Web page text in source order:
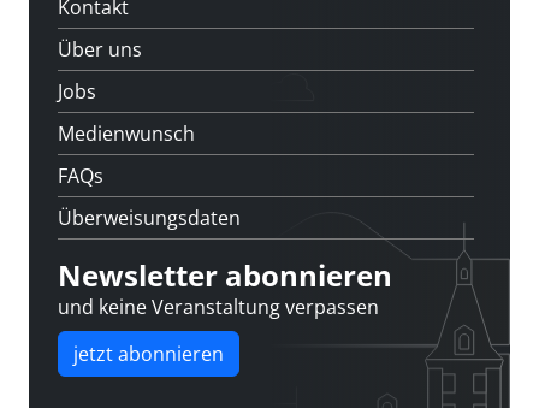
Kontakt
Über uns
Jobs
Medienwunsch
FAQs
Überweisungsdaten
Newsletter abonnieren
und keine Veranstaltung verpassen
jetzt abonnieren